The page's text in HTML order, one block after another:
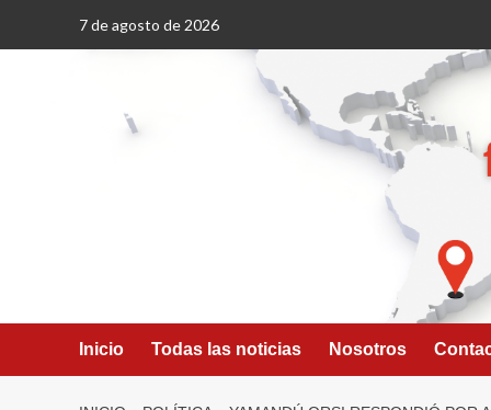
7 de agosto de 2026
Inicio Todas las noticias Nosotros